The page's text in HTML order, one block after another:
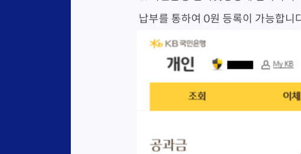
납부를 통하여 0원 등록이 가능합니